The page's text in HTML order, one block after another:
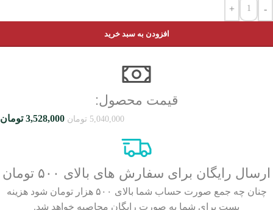
-
+
افزودن به سبد خرید
قیمت محصول:​
5,040,000 تومان 3,528,000 تومان
ارسال رایگان برای سفارش های بالای ۵۰۰ تومان
چنان چه جمع صورت حساب شما بالای ۵۰۰ هزار تومان شود هزینه
پست برای شما به صورت رایگان محاصبه خواهد شد.